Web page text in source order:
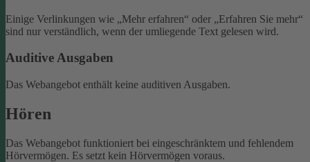
Einige Verlinkungen wie „Mehr erfahren“ oder „Erfahren Sie mehr“
sind nur verständlich, wenn der umliegende Text gelesen wird.
Auditive Ausgaben
Das Webangebot enthält keine auditiven Ausgaben.
Hören
Das Webangebot funktioniert bei eingeschränktem und fehlendem
Hörvermögen. Es setzt kein Hörvermögen voraus.